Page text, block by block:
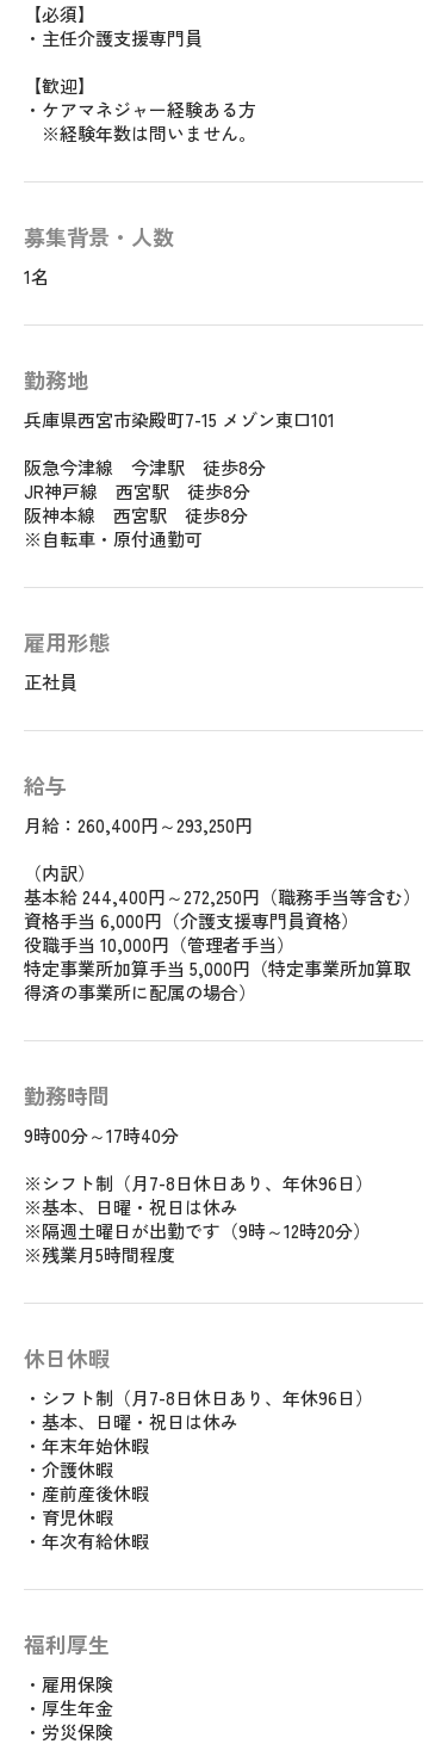
【必須】
・主任介護支援専門員
【歓迎】
・ケアマネジャー経験ある方
※経験年数は問いません。
募集背景・人数
1名
勤務地
兵庫県西宮市染殿町7-15 メゾン東口101
阪急今津線 今津駅 徒歩8分
JR神戸線 西宮駅 徒歩8分
阪神本線 西宮駅 徒歩8分
※自転車・原付通勤可
雇用形態
正社員
給与
月給：260,400円～293,250円
（内訳）
基本給 244,400円～272,250円（職務手当等含む）
資格手当 6,000円（介護支援専門員資格）
役職手当 10,000円（管理者手当）
特定事業所加算手当 5,000円（特定事業所加算取
得済の事業所に配属の場合）
勤務時間
9時00分～17時40分
※シフト制（月7-8日休日あり、年休96日）
※基本、日曜・祝日は休み
※隔週土曜日が出勤です（9時～12時20分）
※残業月5時間程度
休日休暇
・シフト制（月7-8日休日あり、年休96日）
・基本、日曜・祝日は休み
・年末年始休暇
・介護休暇
・産前産後休暇
・育児休暇
・年次有給休暇
福利厚生
・雇用保険
・厚生年金
・労災保険